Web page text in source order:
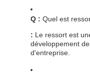
Q : Quel est
: Le ressort est
développement
d'entreprise.